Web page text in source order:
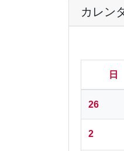
カレン
日
26
2